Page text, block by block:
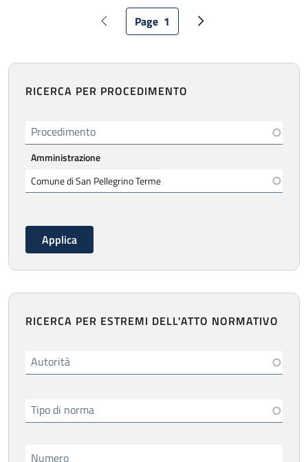
Paginazione
Pagina precedente
Pagina attuale
Page 1 Pagina successiva
RICERCA PER PROCEDIMENTO
Procedimento
Amministrazione
RICERCA PER ESTREMI DELL'ATTO NORMATIVO
Autorità
Tipo di norma
Numero